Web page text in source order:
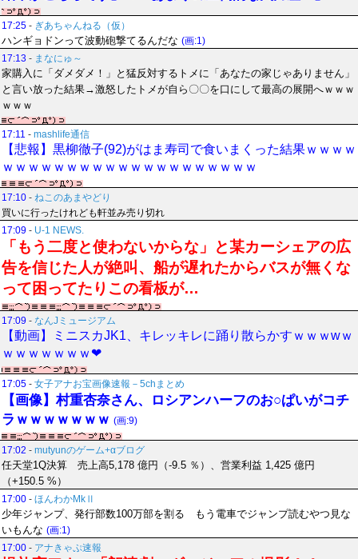
17:25 - ぎあちゃんねる（仮）
ハンギョドンって波動砲撃てるんだな (画:1)
17:13 - まなにゅ～
家購入に「ダメダメ！」と猛反対するトメに「あなたの家じゃありません」
と言い放った結果→激怒したトメが自ら〇〇を口にして最高の展開へｗｗｗ
ｗｗｗ
17:11 - mashlife通信
【悲報】黒柳徹子(92)がはま寿司で食いまくった結果ｗｗｗｗ
ｗｗｗｗｗｗｗｗｗｗｗｗｗｗｗｗｗｗｗｗ
17:10 - ねこのあまやどり
買いに行ったけれども軒並み売り切れ
17:09 - U-1 NEWS.
「もう二度と使わないからな」と某カーシェアの広
告を信じた人が絶叫、船が遅れたからバスが無くな
って困ってたりこの看板が…
17:09 - なんJミュージアム
【動画】ミニスカJK1、キレッキレに踊り散らかすｗｗｗwｗ
ｗｗｗｗｗｗｗ❤
17:05 - 女子アナお宝画像速報－5chまとめ
【画像】村重杏奈さん、ロシアンハーフのお○ぱいがコチ
ラｗｗｗｗｗｗｗ (画:9)
17:02 - mutyunのゲーム+αブログ
任天堂1Q決算 売上高5,178 億円（-9.5 ％）、営業利益 1,425 億円
（+150.5 %）
17:00 - ほんわかMkⅡ
少年ジャンプ、発行部数100万部を割る もう電車でジャンプ読むやつ見な
いもんな (画:1)
17:00 - アナきゃぷ速報